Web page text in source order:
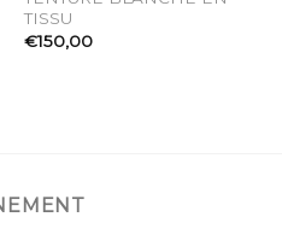
TISSU
€150,00